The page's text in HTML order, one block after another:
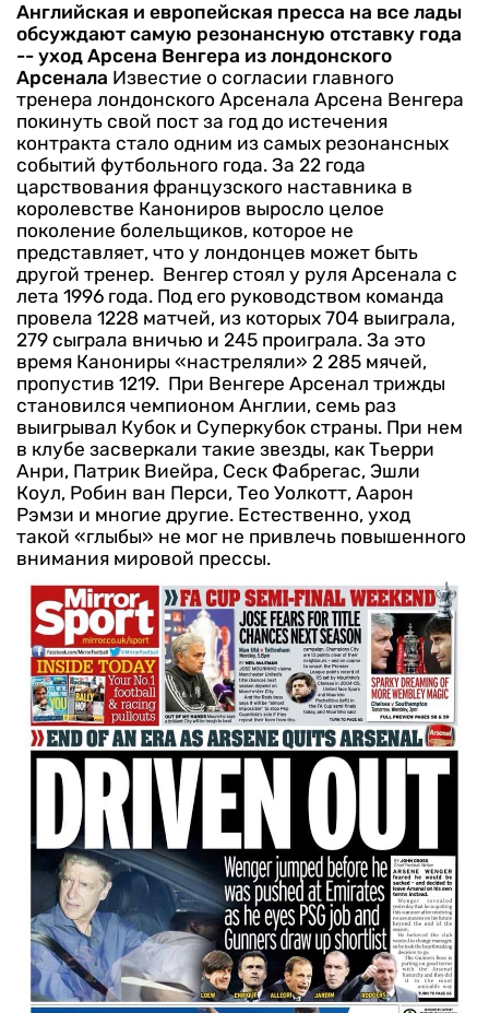
Английская и европейская пресса на все лады
обсуждают самую резонансную отставку года
-- уход Арсена Венгера из лондонского
Арсенала Известие о согласии главного
тренера лондонского Арсенала Арсена Венгера
покинуть свой пост за год до истечения
контракта стало одним из самых резонансных
событий футбольного года. За 22 года
царствования французского наставника в
королевстве Канониров выросло целое
поколение болельщиков, которое не
представляет, что у лондонцев может быть
другой тренер. Венгер стоял у руля Арсенала с
лета 1996 года. Под его руководством команда
провела 1228 матчей, из которых 704 выиграла,
279 сыграла вничью и 245 проиграла. За это
время Канониры «настреляли» 2 285 мячей,
пропустив 1219. При Венгере Арсенал трижды
становился чемпионом Англии, семь раз
выигрывал Кубок и Суперкубок страны. При нем
в клубе засверкали такие звезды, как Тьерри
Анри, Патрик Виейра, Сеск Фабрегас, Эшли
Коул, Робин ван Перси, Тео Уолкотт, Аарон
Рэмзи и многие другие. Естественно, уход
такой «глыбы» не мог не привлечь повышенного
внимания мировой прессы.